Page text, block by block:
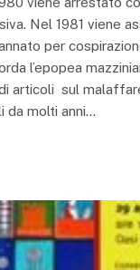
Nel 1981 viene
per
l’epopea
articoli sul
da molti anni…